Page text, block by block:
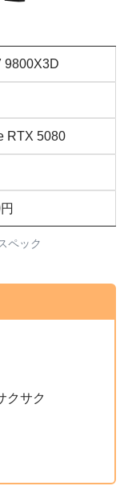
9800X3D
RTX 5080
ペック
クサク